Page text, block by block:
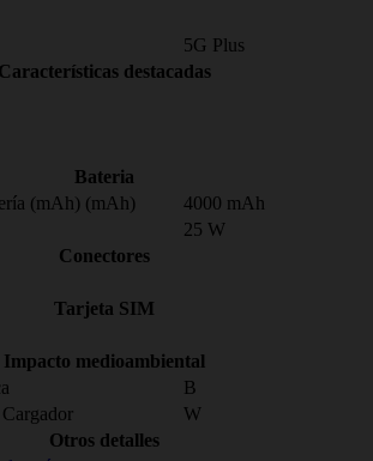
5G Plus
Características destacadas
Bateria
(mAh) (mAh)
4000 mAh
25 W
Conectores
Tarjeta SIM
Impacto medioambiental
B
W
Otros detalles